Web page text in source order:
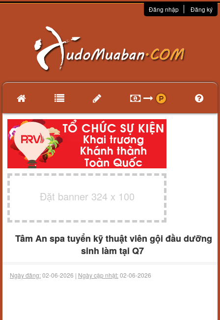
Đăng nhập Đăng ký
Đặt banner 324 x 100
Tâm An spa tuyển kỹ thuật viên gội đầu dưỡng
sinh làm tại Q7
Ngày đăng:02-06-2026 | Ngày cập nhật:02-06-2026